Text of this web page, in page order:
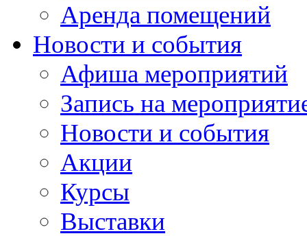
Аренда помещений
Новости и события
Афиша мероприятий
Запись на
Новости и события
Акции
Курсы
Выставки